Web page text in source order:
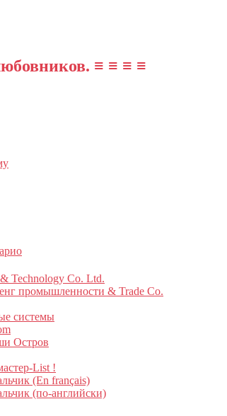
≡ ≡ ≡ ≡
Technology Co. Ltd.
промышленности & Trade Co.
системы
Остров
List !
(En français)
(по-английски)